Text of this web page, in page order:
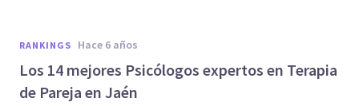
RANKINGS hace 6 años
Los 14 mejores Psicólogos expertos en Terapia
de Pareja en Jaén